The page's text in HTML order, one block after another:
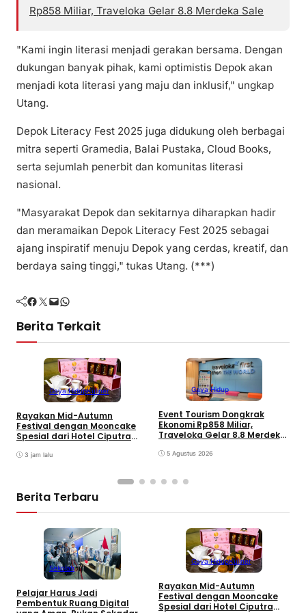
Rp858 Miliar, Traveloka Gelar 8.8 Merdeka Sale
"Kami ingin literasi menjadi gerakan bersama. Dengan
dukungan banyak pihak, kami optimistis Depok akan
menjadi kota literasi yang maju dan inklusif," ungkap
Utang.
Depok Literacy Fest 2025 juga didukung oleh berbagai
mitra seperti Gramedia, Balai Pustaka, Cloud Books,
serta sejumlah penerbit dan komunitas literasi
nasional.
"Masyarakat Depok dan sekitarnya diharapkan hadir
dan meramaikan Depok Literacy Fest 2025 sebagai
ajang inspiratif menuju Depok yang cerdas, kreatif, dan
berdaya saing tinggi," tukas Utang. (***)
Facebook Twitter Mail WhatsApp
Berita Terkait
Gaya HidupKuliner
Rayakan Mid-Autumn
Festival dengan Mooncake
Spesial dari Hotel Ciputra
3 jam lalu
Gaya Hidup
Event Tourism Dongkrak
Ekonomi Rp858 Miliar,
Traveloka Gelar 8.8 Merdeka
5 Agustus 2026
Berita Terbaru
Sekolah
Pelajar Harus Jadi
Pembentuk Ruang Digital
Gaya HidupKuliner
Rayakan Mid-Autumn
Festival dengan Mooncake
Spesial dari Hotel Ciputra